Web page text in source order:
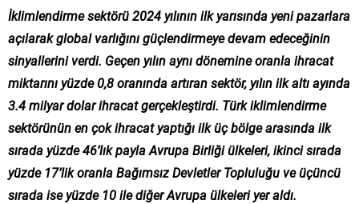
İklimlendirme sektörü 2024 yılının ilk yarısında yeni pazarlara
açılarak global varlığını güçlendirmeye devam edeceğinin
sinyallerini verdi. Geçen yılın aynı dönemine oranla ihracat
miktarını yüzde 0,8 oranında artıran sektör, yılın ilk altı ayında
3.4 milyar dolar ihracat gerçekleştirdi. Türk iklimlendirme
sektörünün en çok ihracat yaptığı ilk üç bölge arasında ilk
sırada yüzde 46’lık payla Avrupa Birliği ülkeleri, ikinci sırada
yüzde 17’lik oranla Bağımsız Devletler Topluluğu ve üçüncü
sırada ise yüzde 10 ile diğer Avrupa ülkeleri yer aldı.